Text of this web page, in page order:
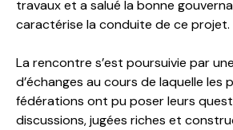
travaux et a salué la bonne
caractérise la conduite de ce projet.
La rencontre s’est poursuivie par
d’échanges au cours de laquelle les
fédérations ont pu poser leurs
discussions, jugées riches et